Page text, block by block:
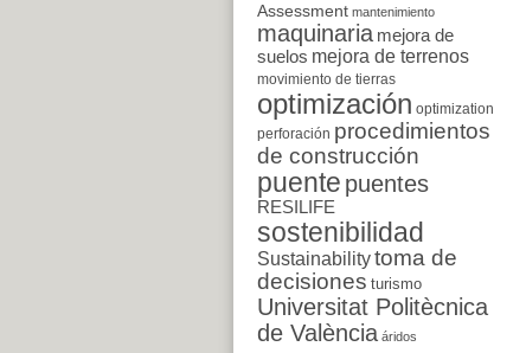
Assessment mantenimiento
maquinaria mejora de
suelos mejora de terrenos
movimiento de tierras
optimización optimization
perforación procedimientos
de construcción
puente puentes
RESILIFE
sostenibilidad
Sustainabilitytoma de
decisiones turismo
Universitat Politècnica
de València áridos